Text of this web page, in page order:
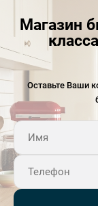
Магазин
Оставьте Ваши